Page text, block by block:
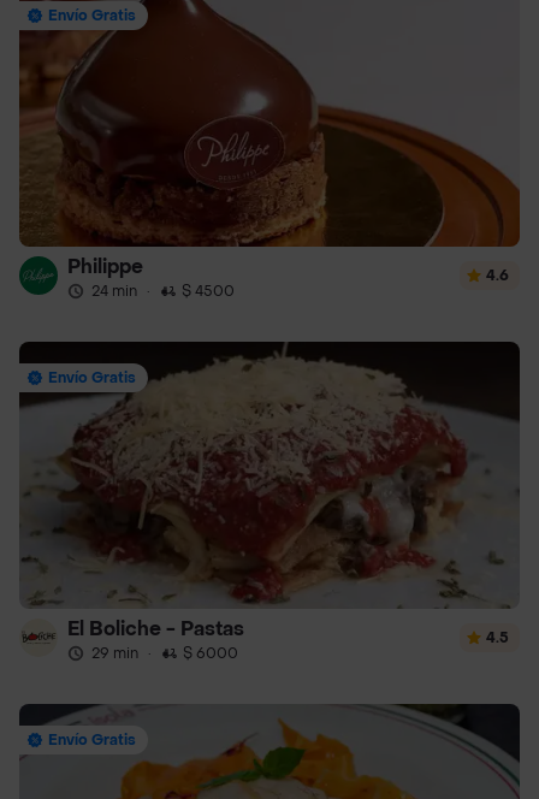
Envío Gratis
Philippe
24 min · $ 4500
4.6
Envío Gratis
El Boliche - Pastas
29 min · $ 6000
4.5
Envío Gratis